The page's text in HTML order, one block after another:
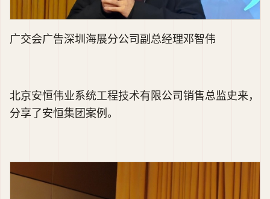
广交会广告深圳海展分公司副总经理邓智伟
北京安恒伟业系统工程技术有限公司销售总监史来，
分享了安恒集团案例。